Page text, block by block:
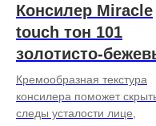
Консилер Miracle
touch тон 101
золотисто-
Кремообразная текстура
консилера поможет
следы усталости лице,